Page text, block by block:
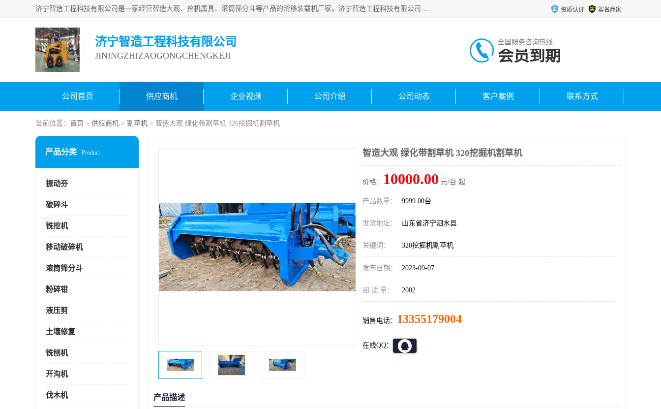
济宁智造工程科技有限公司是一家经营智造大观、挖机属具、滚筒筛分斗等产品的滑移装载机厂家。济宁智造工程科技有限公司奉行以质量赢得用户，诚信为本，互利共赢的宗旨，依靠雄厚的技术力量，科学的管理制度，先进的加工检测设备，始终坚持以客户为中心，免费咨询！ 资质认证 实名商家
济宁智造工程科技有限公司
JININGZHIZAOGONGCHENGKEJI
全国服务咨询热线:
会员到期
公司首页 供应商机 企业视频 公司介绍 公司动态 客户案例 联系方式
当前位置： 首页 > 供应商机 > 割草机 > 智造大观 绿化带割草机 320挖掘机割草机
产品分类 Product
振动夯
破碎斗
铣挖机
移动破碎机
滚筒筛分斗
粉碎钳
液压剪
土壤修复
铣刨机
开沟机
伐木机
智造大观 绿化带割草机 320挖掘机割草机
价格： 10000.00 元/台 起
产品数量： 9999.00台
发货地址： 山东省济宁泗水县
关键词： 320挖掘机割草机
发布日期： 2023-09-07
阅 读 量： 2002
销售电话： 13355179004
在线QQ：
产品描述